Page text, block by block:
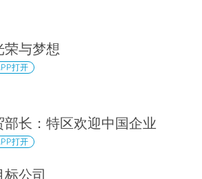
荣与梦想
打开
长：特区欢迎中国企业
打开
公司